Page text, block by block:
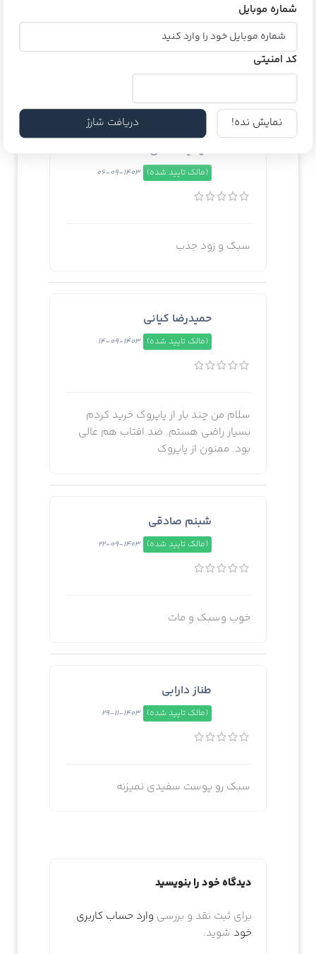
عالی بود
مهدیه حسنی
(مالک تایید شده) 1403-09-06
سبک و زود جذب
حمیدرضا کیانی
(مالک تایید شده) 1403-09-14
سلام من چند بار از پاپروک خرید کردم
بسیار راضی هستم. ضد افتاب هم عالی
بود. ممنون از پاپروک
شبنم صادقی
(مالک تایید شده) 1403-09-22
خوب وسبک و مات
طناز دارابی
(مالک تایید شده) 1403-11-29
سبک رو پوست سفیدی نمیزنه
دیدگاه خود را بنویسید
برای ثبت نقد و بررسی وارد حساب کاربری
خود شوید.
شماره موبایل
کد امنیتی
نمایش نده! دریافت شارژ